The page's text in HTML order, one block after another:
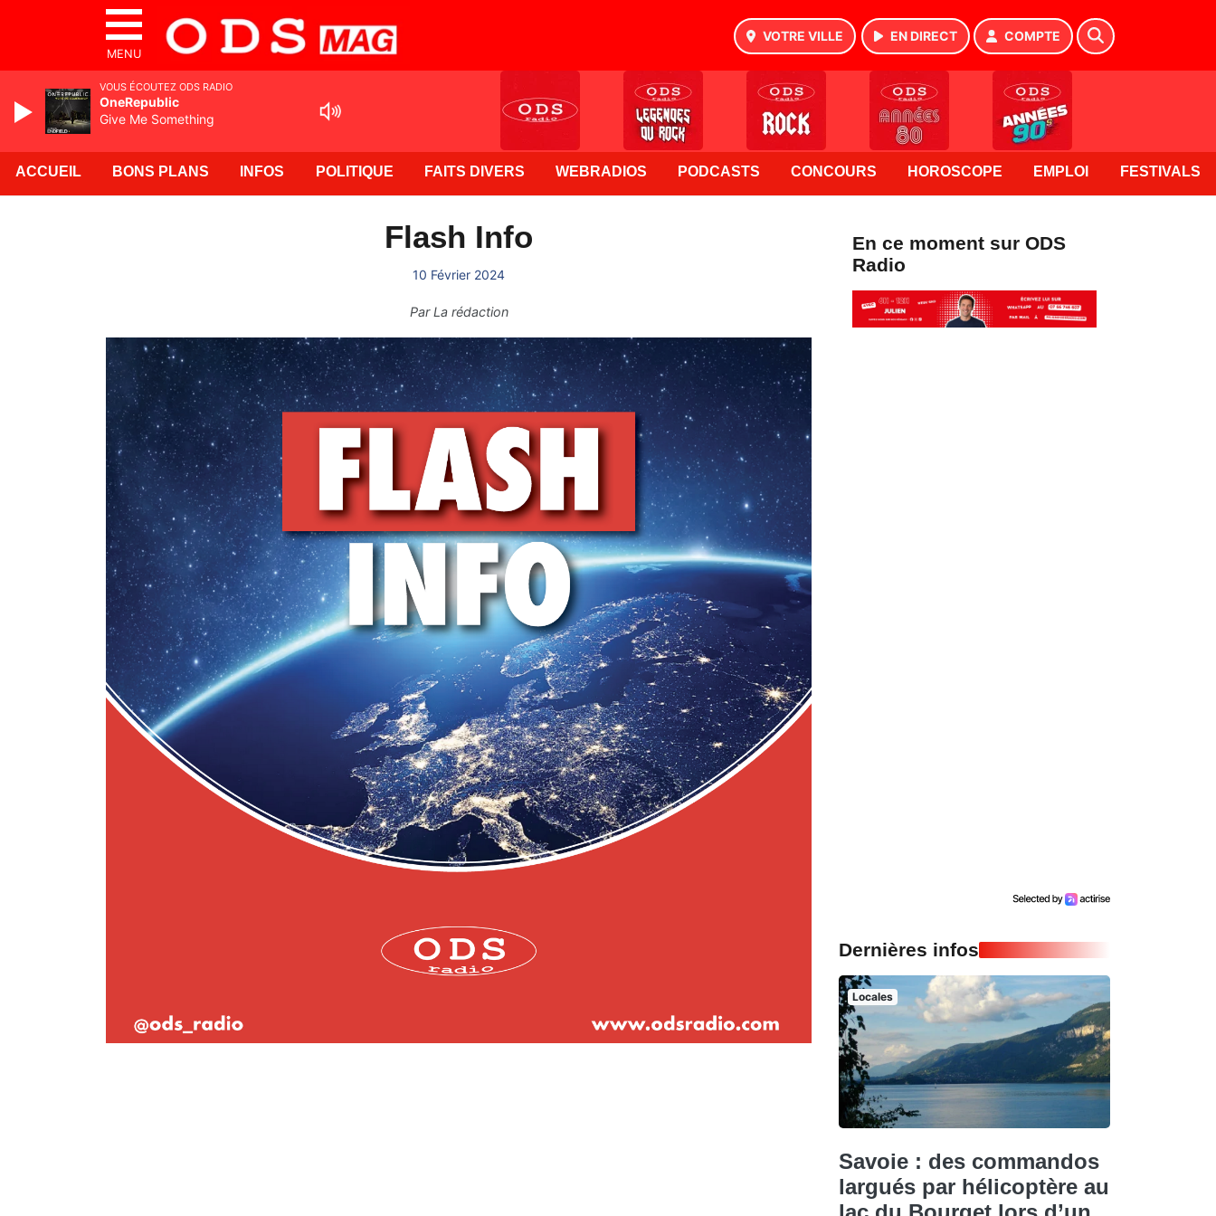
MENU
VOTRE VILLE EN DIRECT COMPTE
ACCUEIL BONS PLANS INFOS POLITIQUE FAITS DIVERS WEBRADIOS PODCASTS CONCOURS HOROSCOPE EMPLOI FESTIVALS
Flash Info
10 Février 2024
ParLa rédaction
En ce moment sur ODS
Radio
Dernières infos
Locales
Savoie : des commandos
largués par hélicoptère au
VOUS ÉCOUTEZ ODS RADIO
OneRepublic
Give Me Something